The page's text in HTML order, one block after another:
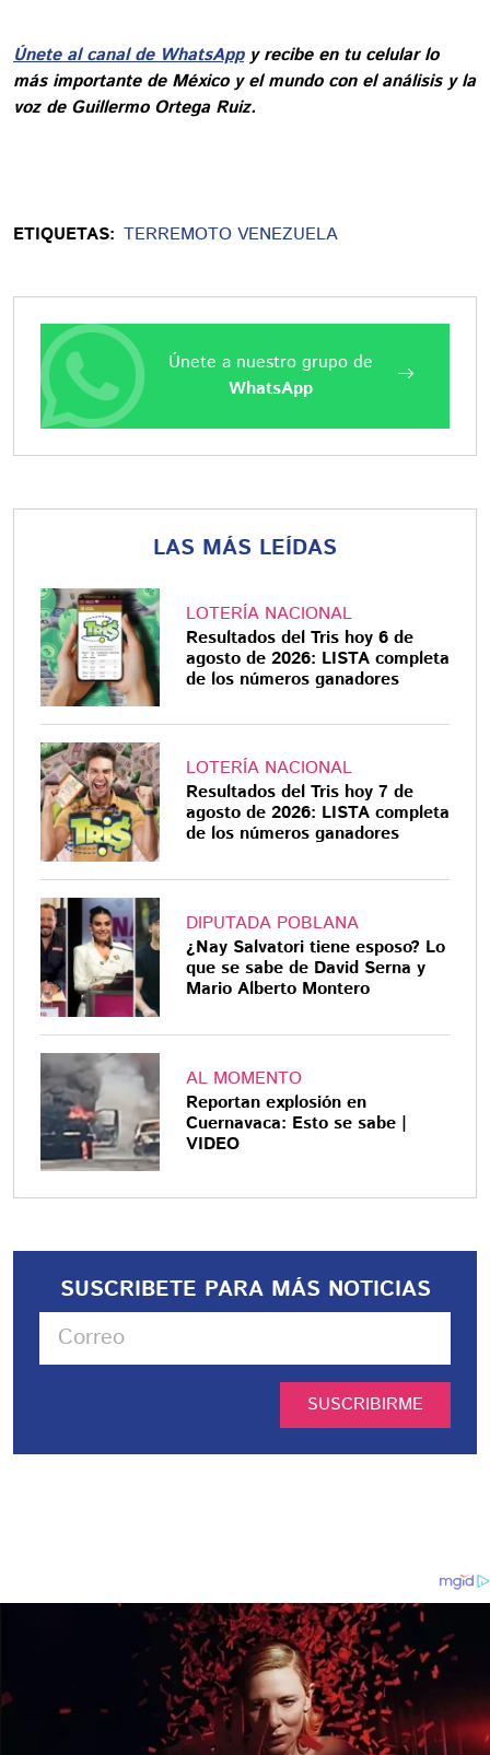
Únete al canal de WhatsAppy recibe en tu celular lo
más importante de México y el mundo con el análisis y la
voz de Guillermo Ortega Ruiz.
ETIQUETAS: TERREMOTO VENEZUELA
Únete a nuestro grupo de
WhatsApp
LAS MÁS LEÍDAS
LOTERÍA NACIONAL
Resultados del Tris hoy 6 de
agosto de 2026: LISTA completa
de los números ganadores
LOTERÍA NACIONAL
Resultados del Tris hoy 7 de
agosto de 2026: LISTA completa
de los números ganadores
DIPUTADA POBLANA
¿Nay Salvatori tiene esposo? Lo
que se sabe de David Serna y
Mario Alberto Montero
AL MOMENTO
Reportan explosión en
Cuernavaca: Esto se sabe |
VIDEO
SUSCRIBETE PARA MÁS NOTICIAS
SUSCRIBIRME